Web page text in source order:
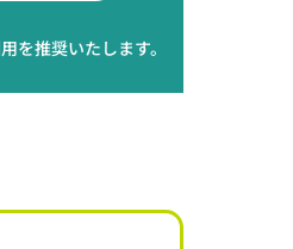
を推奨いたします。